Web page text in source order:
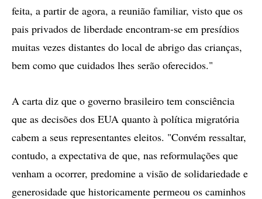
feita, a partir de agora, a reunião familiar, visto que os
pais privados de liberdade encontram-se em presídios
muitas vezes distantes do local de abrigo das crianças,
bem como que cuidados lhes serão oferecidos."
A carta diz que o governo brasileiro tem consciência
que as decisões dos EUA quanto à política migratória
cabem a seus representantes eleitos. "Convém ressaltar,
contudo, a expectativa de que, nas reformulações que
venham a ocorrer, predomine a visão de solidariedade e
generosidade que historicamente permeou os caminhos